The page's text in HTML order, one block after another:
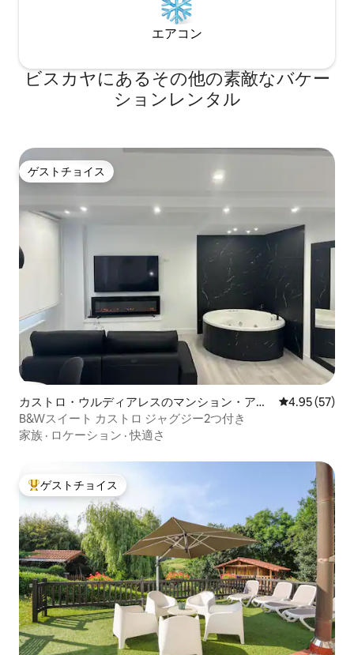
大な景色をお楽しみいただけるよう、お
部屋の周りには広いテラスがございま
す。屋外ダイニングセットとアームチェ
で長い夜を楽しむことができます。 ウル
ダイバイの湿地に自生する植物や樹木を
ベースにした庭園は、地形に合わせた造
きなパラソル、屋外ラウンジセットを備
えた一般テラスもご利用いただけます。
さらに、ヤシの木の下にもう一つのテラ
スがあり、そこで休息を楽しむことがで
きます。 大人専用で、18 歳未満の方はご
入場いただけません。これは、お客様が
リラックスできる大人向けの環境を見つ
け、カップルが自分たちの空間を見つ
け、静かな時間を過ごせるようにすると
いう Bustin-Baso の精神に沿ったもので
す。 ペットの同伴はお断りしています。
また、近隣住民との共存を乱さないため
にパーティーは許可されていませんが、
お客様がこの滞在を楽しむことができな
いというわけではありません。
エアコン
ビスカヤにあるその他の素敵なバケー
ションレンタル
ゲストチョイス
ゲストチョイス
カストロ・ウルディアレスのマンション・アパ
ート
レビュー57
4.95 (57)
B&Wスイート カストロ ジャグジー2つ付き
家族 · ロケーション ·快適さ
大好評のゲストチョイスです。
ゲストチョイス